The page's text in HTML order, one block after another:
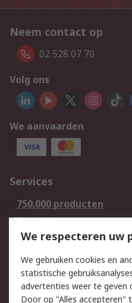
Neem contact op
02 528 07 70
Volg ons
We aanvaarden
Services
750.000 producten
Bestellen
Retouren
Track & Trace
Wettelijk
We respecteren uw
We gebruiken cookies en
statistische
advertenties weer te geven
Door op "Alles accepteren"